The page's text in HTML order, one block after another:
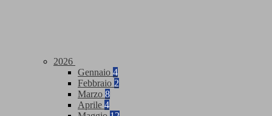
2026
Gennaio 4
Febbraio 2
Marzo 8
Aprile 4